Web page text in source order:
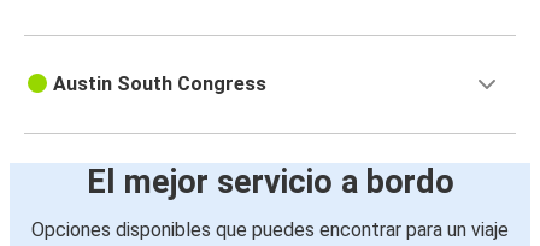
Austin South Congress
El mejor servicio a bordo
Opciones disponibles que puedes encontrar para un viaje